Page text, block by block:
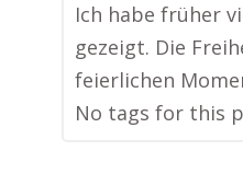
Ich habe früher
gezeigt. Die
feierlichen
No tags for this